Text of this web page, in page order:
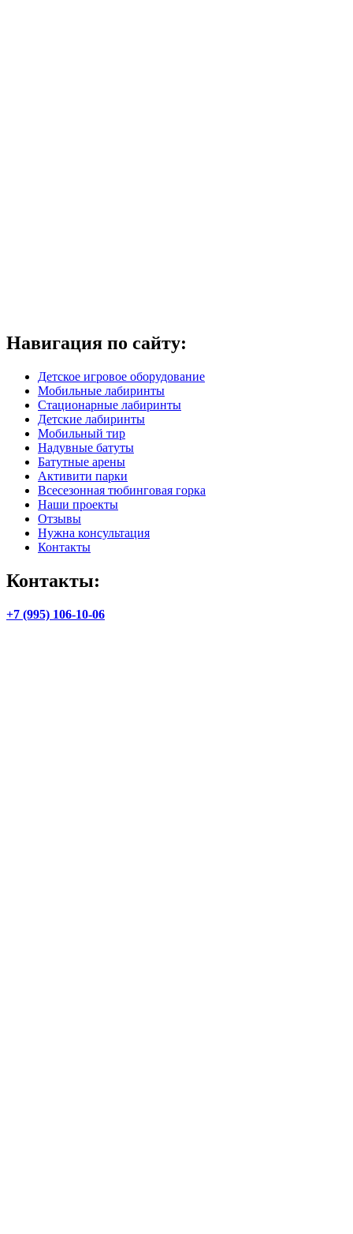
Навигация по сайту:
Детское игровое оборудование
Мобильные лабиринты
Стационарные лабиринты
Детские лабиринты
Мобильный тир
Надувные батуты
Батутные арены
Активити парки
Всесезонная тюбинговая горка
Наши проекты
Отзывы
Нужна консультация
Контакты
Контакты:
+7 (995) 106-10-06